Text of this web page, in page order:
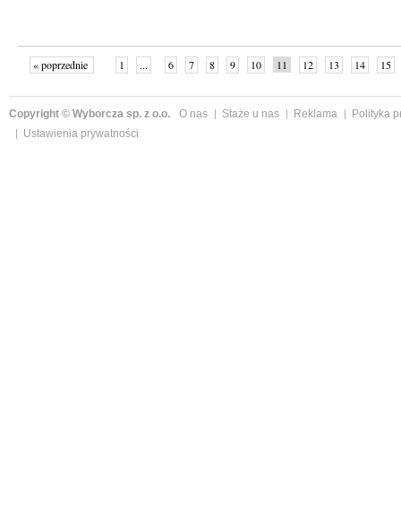
« poprzednie 1 ... 6 7 8 9 10 11 12 13 14 15
Copyright © Wyborcza sp. z o.o. O nas Staże u nas Reklama
Polityka
Ustawienia prywatności